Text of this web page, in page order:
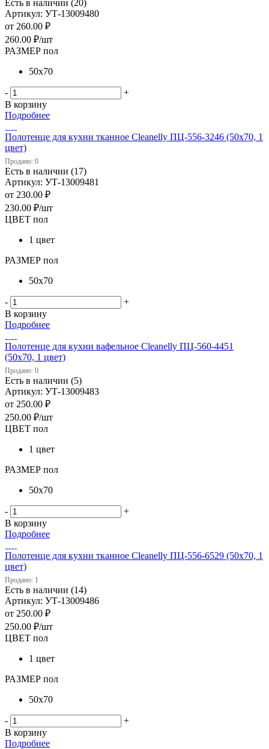
Есть в наличии (20)
Артикул: УТ-13009480
от 260.00 ₽
260.00 ₽/шт
РАЗМЕР пол
50х70
-
+
В корзину
Подробнее
Полотенце для кухни тканное Cleanelly ПЦ-556-3246 (50х70, 1
цвет)
Продано: 0
Есть в наличии (17)
Артикул: УТ-13009481
от 230.00 ₽
230.00 ₽/шт
ЦВЕТ пол
1 цвет
РАЗМЕР пол
50х70
-
+
В корзину
Подробнее
Полотенце для кухни вафельное Cleanelly ПЦ-560-4451
(50х70, 1 цвет)
Продано: 0
Есть в наличии (5)
Артикул: УТ-13009483
от 250.00 ₽
250.00 ₽/шт
ЦВЕТ пол
1 цвет
РАЗМЕР пол
50х70
-
+
В корзину
Подробнее
Полотенце для кухни тканное Cleanelly ПЦ-556-6529 (50х70, 1
цвет)
Продано: 1
Есть в наличии (14)
Артикул: УТ-13009486
от 250.00 ₽
250.00 ₽/шт
ЦВЕТ пол
1 цвет
РАЗМЕР пол
50х70
-
+
В корзину
Подробнее